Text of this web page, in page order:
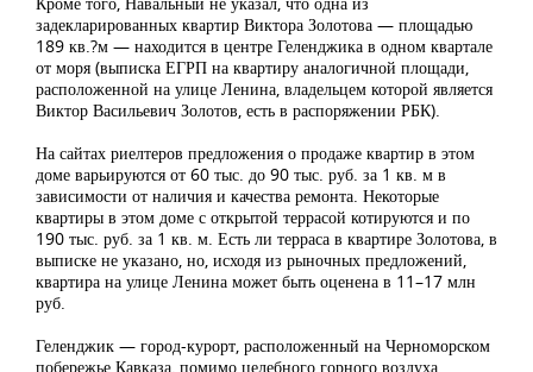
задекларированных квартир Виктора Золотова — площадью
189 кв.?м — находится в центре Геленджика в одном квартале
от моря (выписка ЕГРП на квартиру аналогичной площади,
расположенной на улице Ленина, владельцем которой является
Виктор Васильевич Золотов, есть в распоряжении РБК).
На сайтах риелтеров предложения о продаже квартир в этом
доме варьируются от 60 тыс. до 90 тыс. руб. за 1 кв. м в
зависимости от наличия и качества ремонта. Некоторые
квартиры в этом доме с открытой террасой котируются и по
190 тыс. руб. за 1 кв. м. Есть ли терраса в квартире Золотова, в
выписке не указано, но, исходя из рыночных предложений,
квартира на улице Ленина может быть оценена в 11–17 млн
руб.
Геленджик — город-курорт, расположенный на Черноморском
побережье Кавказа, помимо целебного горного воздуха